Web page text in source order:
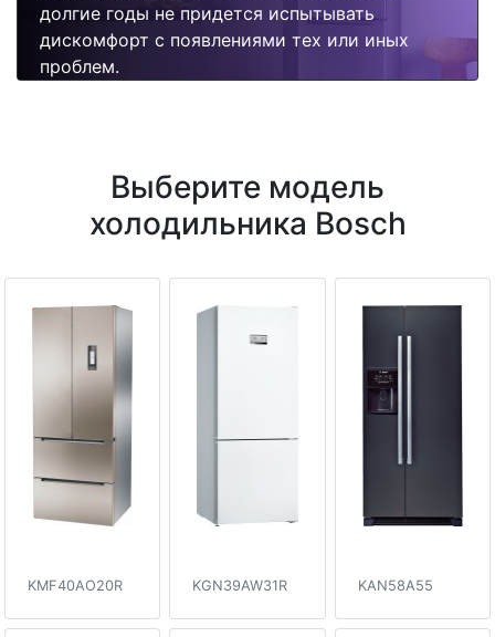
долгие годы не придется испытывать
дискомфорт с появлениями тех или иных
проблем.
Выберите модель
холодильника Bosch
KMF40AO20R KGN39AW31R KAN58A55